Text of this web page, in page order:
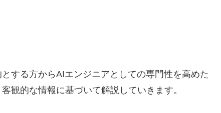
する方からAIエンジニアとしての専門性を高めた
観的な情報に基づいて解説していきます。